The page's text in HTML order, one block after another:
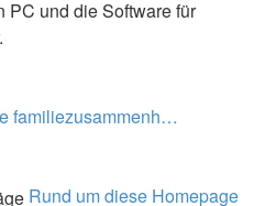
PC und die Software für
familiezusammenh…
Rund um diese Homepage